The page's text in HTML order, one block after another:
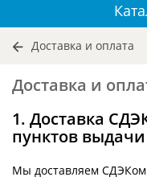
Доставка и оплата
Доставка и
1. Доставка
пунктов
Мы доставляем